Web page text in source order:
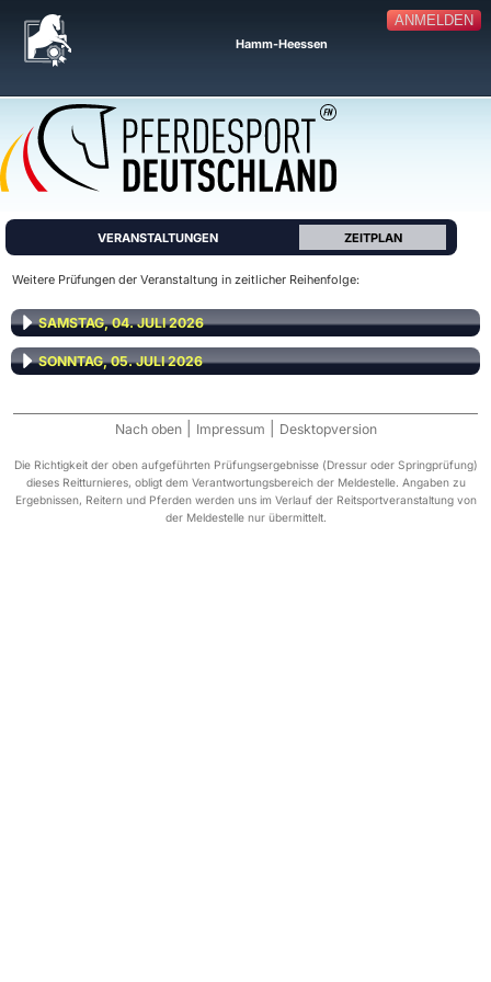
ANMELDEN
Hamm-Heessen
VERANSTALTUNGEN ZEITPLAN
Weitere Prüfungen der Veranstaltung in zeitlicher Reihenfolge:
SAMSTAG, 04. JULI 2026
SONNTAG, 05. JULI 2026
Nach oben Impressum Desktopversion
Die Richtigkeit der oben aufgeführten Prüfungsergebnisse (Dressur oder Springprüfung)
dieses Reitturnieres, obligt dem Verantwortungsbereich der Meldestelle. Angaben zu
Ergebnissen, Reitern und Pferden werden uns im Verlauf der Reitsportveranstaltung von
der Meldestelle nur übermittelt.